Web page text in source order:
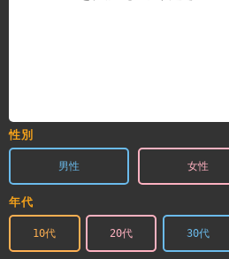
性別
男性 女性
年代
10代 20代 30代